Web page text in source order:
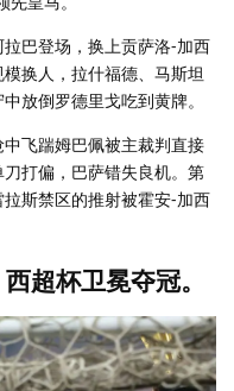
巴登场，换上贡萨洛-加西
换人，拉什福德、马斯坦
放倒罗德里戈吃到黄牌。
飞踹姆巴佩被主裁判直接
打偏，巴萨错失良机。第
斯禁区的推射被霍安-加西
超杯卫冕夺冠。